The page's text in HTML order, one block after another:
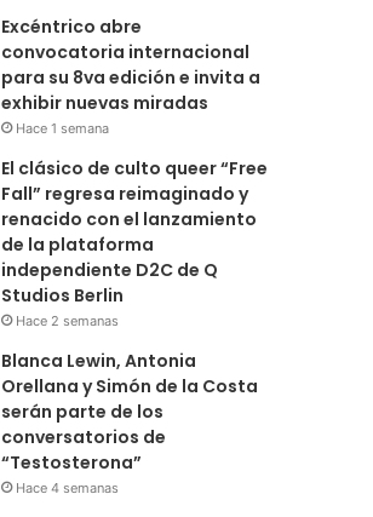
Excéntrico abre
convocatoria internacional
para su 8va edición e invita a
exhibir nuevas miradas
Hace 1 semana
El clásico de culto queer “Free
Fall” regresa reimaginado y
renacido con el lanzamiento
de la plataforma
independiente D2C de Q
Studios Berlin
Hace 2 semanas
Blanca Lewin, Antonia
Orellana y Simón de la Costa
serán parte de los
conversatorios de
“Testosterona”
Hace 4 semanas